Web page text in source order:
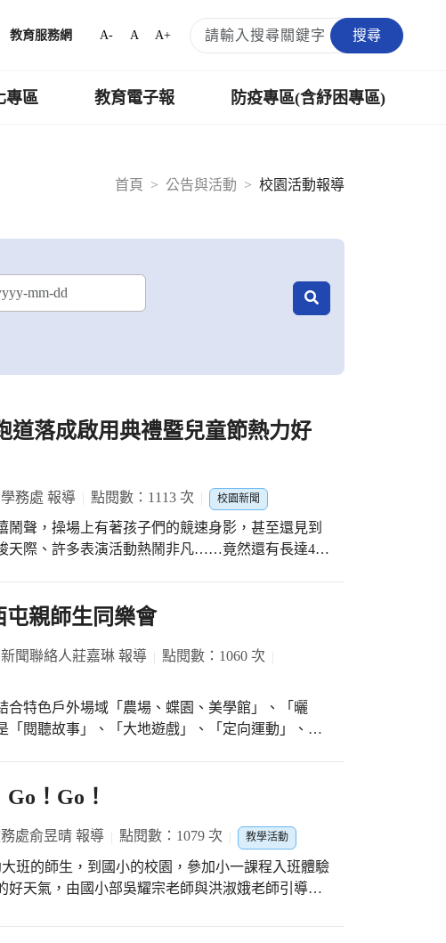
教育服務網 A- A A+ 搜尋
專區 教育電子報 防疫專區(含紓困專區)
首頁
公告與活動 校園活動報導
道落成啟用典禮暨兒童節熱力好
務處 報導 點閱數：1113 次 校園新聞
聲，操場上有著孩子們的競速身影，甚至還見到
天際、許多表演活動熱鬧非凡……竟然還有長達40
可愛的舞蹈舞力四射。緊接而來的是富春國小自造
布啟用典禮正式開始。 今日啟用典禮諸多貴賓
富春國小「師長學生十分用心、科技自造中心相
同時，也讚許孩子們在許多比賽場合中：「表現
勵富春孩童繼續衝刺、邁向成功，兒童節快樂。立
孩童手持空氣砲鳴炮以及手擲飛機，砲響歡慶典禮
感謝江啟臣立委、張瀞分議員的協助，教育局整合
PU跑道。 二年一班的游鈞皓認為
一天可以跟機器人一起玩；六年一班林柏劭則是看
複雜又有趣。 兒童節慶祝活動暨跑道落成啟用
讓孩子們在快樂的一天保存了美好的童年，期許富
屯親師生同樂會
聞聯絡人莊嘉琳 報導 點閱數：1060 次
合特色戶外場域「農場、蝶園、美學館」、「曬
閱聽故事」、「大地遊戲」、「定向運動」、
故事，圖書小志工們則是分組說故事給小朋友們
舉辦草地野餐趴，也有師生一起玩氣球傘、大地
、歡樂、技巧和體能考驗，透過遊戲關卡讓學童學
身心均衡發展。學生高峻軒表示，覺得最困難的
！Go！
處俞昱晴 報導 點閱數：1079 次 教學活動
班的師生，到國小的校園，參加小一課程入班體驗
好天氣，由國小部吳耀宗老師與洪淑娥老師引導小